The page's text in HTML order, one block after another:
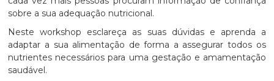
sobre a sua adequação nutricional.
Neste workshop esclareça as suas dúvidas e aprenda a
adaptar a sua alimentação de forma a assegurar todos os
nutrientes necessários para uma gestação e amamentação
saudável.